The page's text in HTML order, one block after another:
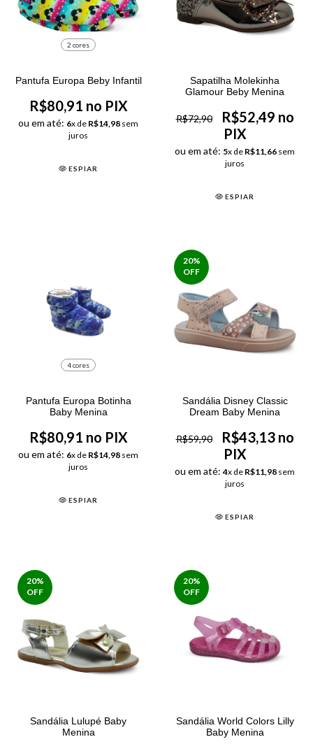
2 cores
Pantufa Europa Beby Infantil
R$80,91 no PIX
ou em até: 6x de R$14,98 sem
juros
ESPIAR
Sapatilha Molekinha
Glamour Beby Menina
R$72,90
R$52,49 no
PIX
ou em até: 5x de R$11,66 sem
juros
ESPIAR
4 cores
Pantufa Europa Botinha
Baby Menina
R$80,91 no PIX
ou em até: 6x de R$14,98 sem
juros
ESPIAR
20%
OFF
Sandália Disney Classic
Dream Baby Menina
R$59,90
R$43,13 no
PIX
ou em até:4x de R$11,98 sem
juros
ESPIAR
20%
OFF
Sandália Lulupé Baby
Menina
20%
OFF
Sandália World Colors Lilly
Baby Menina